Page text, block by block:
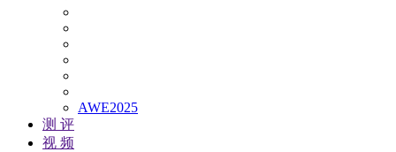
AWE2025
测 评
视 频